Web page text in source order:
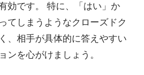
効です。 特に、「はい」か
てしまうようなクローズドク
、相手が具体的に答えやすい
ンを心がけましょう。